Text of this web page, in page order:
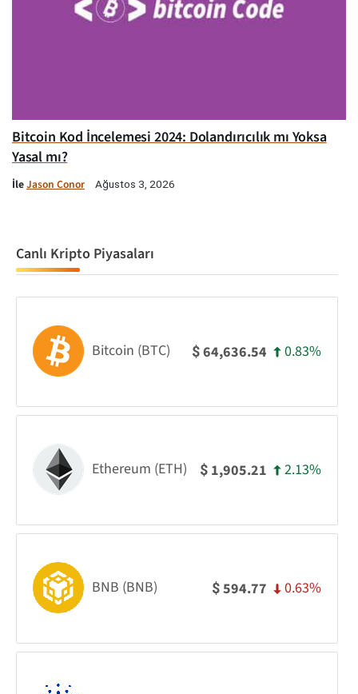
Bitcoin Kod İncelemesi 2024: Dolandırıcılık mı Yoksa
Yasal mı?
İleJason Conor Ağustos 3, 2026
Canlı Kripto Piyasaları
Bitcoin (BTC) $64,636.54 0.83%
Ethereum (ETH) $ 1,905.21 2.13%
BNB (BNB) $594.77 0.63%